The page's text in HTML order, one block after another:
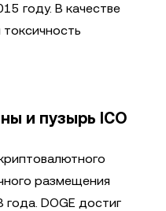
году. В качестве
и пузырь ICO
размещения
DOGE достиг